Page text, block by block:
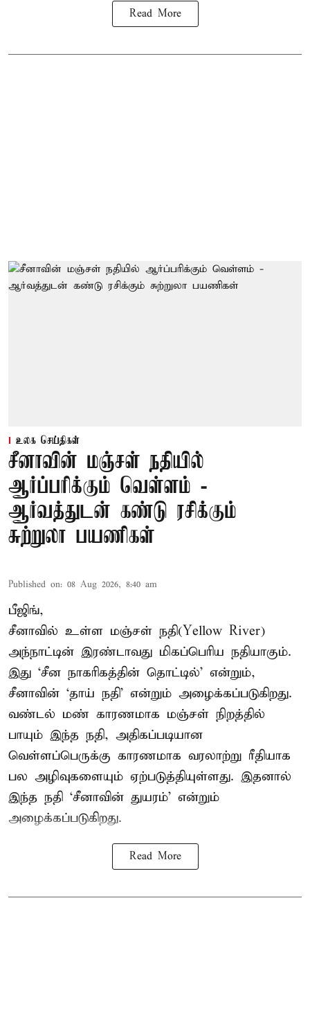
Read More
உலக செய்திகள்
சீனாவின் மஞ்சள் நதியில்
ஆர்ப்பரிக்கும் வெள்ளம் -
ஆர்வத்துடன் கண்டு ரசிக்கும்
சுற்றுலா பயணிகள்
Published on: 08 Aug 2026, 8:40 am
பீஜிங்,
சீனாவில் உள்ள மஞ்சள் நதி(Yellow River)
அந்நாட்டின் இரண்டாவது மிகப்பெரிய நதியாகும்.
இது ‘சீன நாகரிகத்தின் தொட்டில்’ என்றும்,
சீனாவின் ‘தாய் நதி’ என்றும் அழைக்கப்படுகிறது.
வண்டல் மண் காரணமாக மஞ்சள் நிறத்தில்
பாயும் இந்த நதி, அதிகப்படியான
வெள்ளப்பெருக்கு காரணமாக வரலாற்று ரீதியாக
பல அழிவுகளையும் ஏற்படுத்தியுள்ளது. இதனால்
இந்த நதி ‘சீனாவின் துயரம்’ என்றும்
அழைக்கப்படுகிறது.
Read More